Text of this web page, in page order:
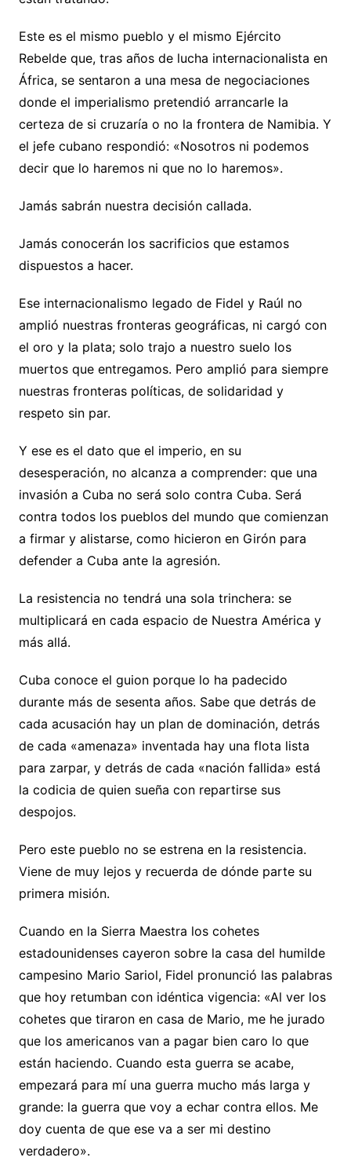
Este es el mismo pueblo y el mismo Ejército
Rebelde que, tras años de lucha internacionalista en
África, se sentaron a una mesa de negociaciones
donde el imperialismo pretendió arrancarle la
certeza de si cruzaría o no la frontera de Namibia. Y
el jefe cubano respondió: «Nosotros ni podemos
decir que lo haremos ni que no lo haremos».
Jamás sabrán nuestra decisión callada.
Jamás conocerán los sacrificios que estamos
dispuestos a hacer.
Ese internacionalismo legado de Fidel y Raúl no
amplió nuestras fronteras geográficas, ni cargó con
el oro y la plata; solo trajo a nuestro suelo los
muertos que entregamos. Pero amplió para siempre
nuestras fronteras políticas, de solidaridad y
respeto sin par.
Y ese es el dato que el imperio, en su
desesperación, no alcanza a comprender: que una
invasión a Cuba no será solo contra Cuba. Será
contra todos los pueblos del mundo que comienzan
a firmar y alistarse, como hicieron en Girón para
defender a Cuba ante la agresión.
La resistencia no tendrá una sola trinchera: se
multiplicará en cada espacio de Nuestra América y
más allá.
Cuba conoce el guion porque lo ha padecido
durante más de sesenta años. Sabe que detrás de
cada acusación hay un plan de dominación, detrás
de cada «amenaza» inventada hay una flota lista
para zarpar, y detrás de cada «nación fallida» está
la codicia de quien sueña con repartirse sus
despojos.
Pero este pueblo no se estrena en la resistencia.
Viene de muy lejos y recuerda de dónde parte su
primera misión.
Cuando en la Sierra Maestra los cohetes
estadounidenses cayeron sobre la casa del humilde
campesino Mario Sariol, Fidel pronunció las palabras
que hoy retumban con idéntica vigencia: «Al ver los
cohetes que tiraron en casa de Mario, me he jurado
que los americanos van a pagar bien caro lo que
están haciendo. Cuando esta guerra se acabe,
empezará para mí una guerra mucho más larga y
grande: la guerra que voy a echar contra ellos. Me
doy cuenta de que ese va a ser mi destino
verdadero».